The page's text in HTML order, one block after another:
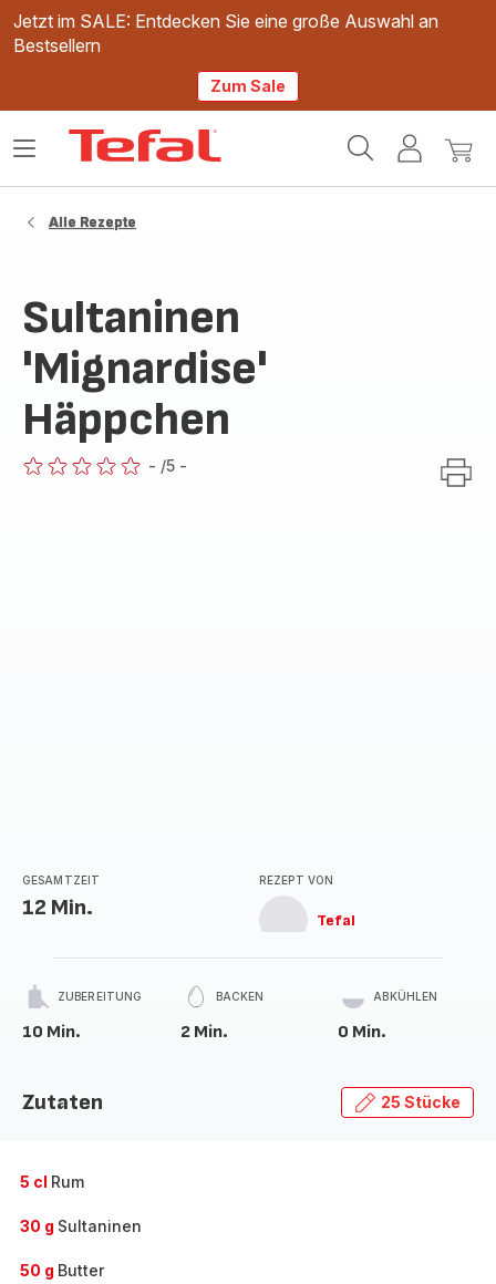
Jetzt im SALE: Entdecken Sie eine große Auswahl an
Bestsellern
Zum Sale
Mein
Mein
Das
Alle Rezepte
Sultaninen
'Mignardise'
Häppchen
- /5 -
GESAMTZEIT
12 Min.
REZEPT VON
Tefal
ZUBEREITUNG
10 Min.
BACKEN
2 Min.
ABKÜHLEN
0 Min.
Zutaten 25 Stücke
5 cl Rum
30 g Sultaninen
50 g Butter